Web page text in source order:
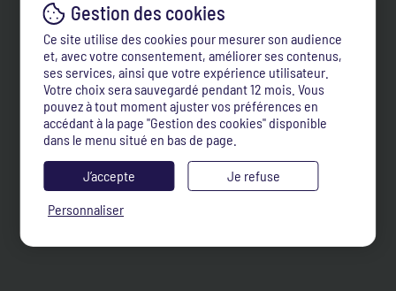
Ce site utilise des cookies pour mesurer son audience
et, avec votre consentement, améliorer ses contenus,
ses services, ainsi que votre expérience utilisateur.
Votre choix sera sauvegardé pendant 12 mois. Vous
pouvez à tout moment ajuster vos préférences en
accédant à la page "Gestion des cookies" disponible
dans le menu situé en bas de page.
J’accepte
Je refuse
Personnaliser